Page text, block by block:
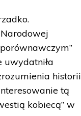
uwydatniła
historii
tą
kobiecą” w